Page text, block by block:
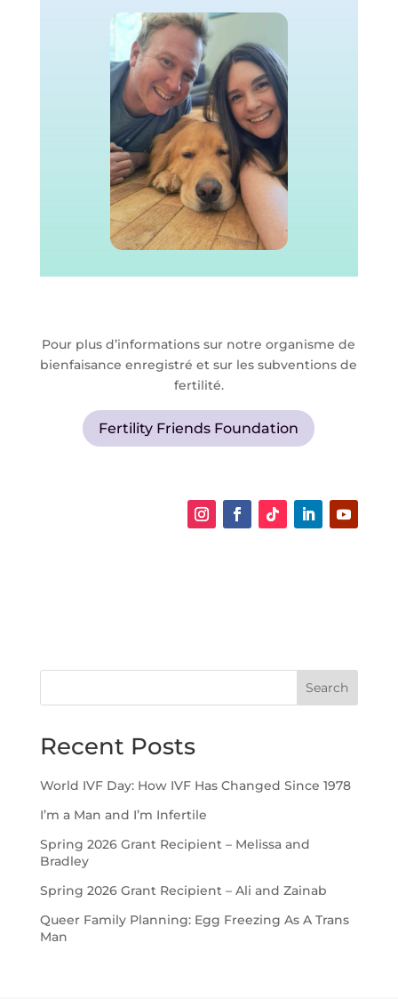
Pour plus d’informations sur notre organisme de
bienfaisance enregistré et sur les subventions de
fertilité.
Fertility Friends Foundation
Search
Recent Posts
World IVF Day: How IVF Has Changed Since 1978
I’m a Man and I’m Infertile
Spring 2026 Grant Recipient – Melissa and
Bradley
Spring 2026 Grant Recipient – Ali and Zainab
Queer Family Planning: Egg Freezing As A Trans
Man